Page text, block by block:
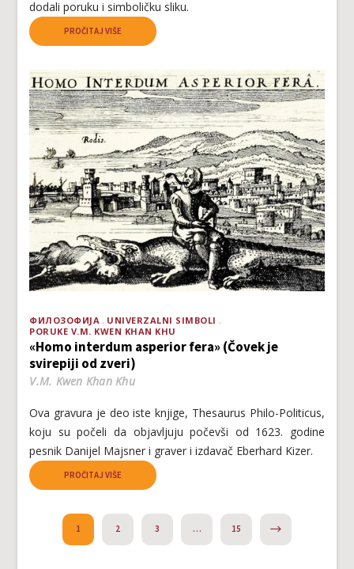
dodali poruku i simboličku sliku.
PROČITAJ VIŠE
ФИЛОЗОФИЈА
UNIVERZALNI SIMBOLI
PORUKE V.M. KWEN KHAN KHU
«Homo interdum asperior fera» (Čovek je
svirepiji od zveri)
V.M. Kwen Khan Khu
Ova gravura je deo iste knjige, Thesaurus Philo-Politicus,
koju su počeli da objavljuju počevši od 1623. godine
pesnik Danijel Majsner i graver i izdavač Eberhard Kizer.
PROČITAJ VIŠE
1 2 3 … 15